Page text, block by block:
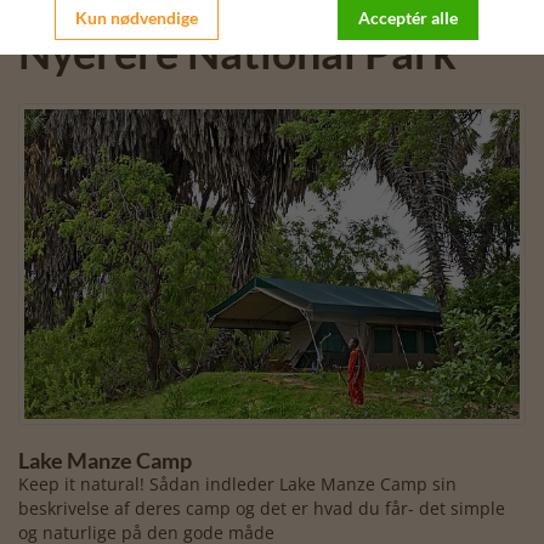
Nyerere National Park
Lake Manze Camp
Keep it natural! Sådan indleder Lake Manze Camp sin
beskrivelse af deres camp og det er hvad du får- det simple
og naturlige på den gode måde
Kun nødvendige Acceptér alle